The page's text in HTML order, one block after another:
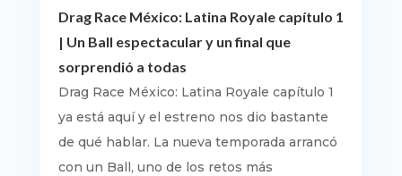
Drag Race México: Latina Royale capítulo 1
| Un Ball espectacular y un final que
sorprendió a todas
Drag Race México: Latina Royale capítulo 1
ya está aquí y el estreno nos dio bastante
de qué hablar. La nueva temporada arrancó
con un Ball, uno de los retos más